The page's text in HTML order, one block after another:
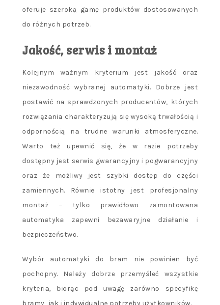
oferuje szeroką gamę produktów dostosowanych
do różnych potrzeb.
Jakość, serwis i montaż
Kolejnym ważnym kryterium jest jakość oraz
niezawodność wybranej automatyki. Dobrze jest
postawić na sprawdzonych producentów, których
rozwiązania charakteryzują się wysoką trwałością i
odpornością na trudne warunki atmosferyczne.
Warto też upewnić się, że w razie potrzeby
dostępny jest serwis gwarancyjny i pogwarancyjny
oraz że możliwy jest szybki dostęp do części
zamiennych. Równie istotny jest profesjonalny
montaż – tylko prawidłowo zamontowana
automatyka zapewni bezawaryjne działanie i
bezpieczeństwo.
Wybór automatyki do bram nie powinien być
pochopny. Należy dobrze przemyśleć wszystkie
kryteria, biorąc pod uwagę zarówno specyfikę